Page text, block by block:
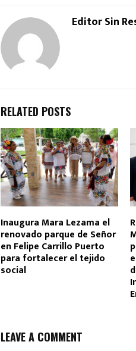
Editor Sin
RELATED POSTS
Inaugura Mara Lezama el
renovado parque de Señor
en Felipe Carrillo Puerto
para fortalecer el tejido
social
LEAVE A COMMENT